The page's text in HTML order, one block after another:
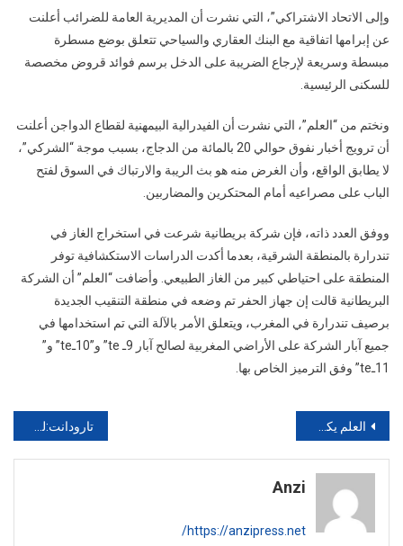
وإلى الاتحاد الاشتراكي”، التي نشرت أن المديرية العامة للضرائب أعلنت
عن إبرامها اتفاقية مع البنك العقاري والسياحي تتعلق بوضع مسطرة
مبسطة وسريعة لإرجاع الضريبة على الدخل برسم فوائد قروض مخصصة
للسكنى الرئيسية.
ونختم من “العلم”، التي نشرت أن الفيدرالية البيمهنية لقطاع الدواجن أعلنت
أن ترويج أخبار نفوق حوالي 20 بالمائة من الدجاج، بسبب موجة “الشركي”،
لا يطابق الواقع، وأن الغرض منه هو بث الريبة والارتباك في السوق لفتح
الباب على مصراعيه أمام المحتكرين والمضاربين.
ووفق العدد ذاته، فإن شركة بريطانية شرعت في استخراج الغاز في
تندرارة بالمنطقة الشرقية، بعدما أكدت الدراسات الاستكشافية توفر
المنطقة على احتياطي كبير من الغاز الطبيعي. وأضافت “العلم” أن الشركة
البريطانية قالت إن جهاز الحفر تم وضعه في منطقة التنقيب الجديدة
برصيف تندرارة في المغرب، ويتعلق الأمر بالآلة التي تم استخدامها في
جميع آبار الشركة على الأراضي المغربية لصالح آبار 9ـ te” و”10ـte” و”
11ـte” وفق الترميز الخاص بها.
تصفّح
المقالات
العلم يكشف “الوهم الأكبر” بحياة الملايين
Anzi
https://anzipress.net/